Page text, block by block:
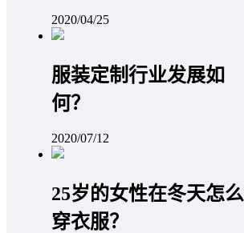
2020/04/25
服装定制行业发展如
何？
2020/07/12
25岁的女性在冬天怎么
穿衣服？